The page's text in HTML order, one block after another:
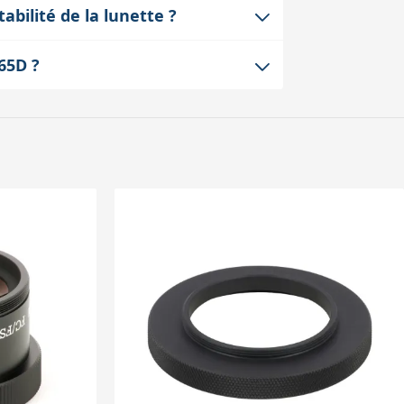
permet de fixer solidement l'appareil
de la lunette ?
flexion qui pourrait détériorer la
?